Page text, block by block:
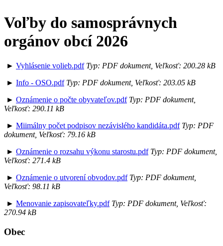
Voľby do samosprávnych
orgánov obcí 2026
► Vyhlásenie volieb.pdfTyp: PDF dokument, Veľkosť: 200.28 kB
► Info - OSO.pdfTyp: PDF dokument, Veľkosť: 203.05 kB
► Oznámenie o počte obyvateľov.pdfTyp: PDF dokument,
Veľkosť: 290.11 kB
► Miimálny počet podpisov nezávislého kandidáta.pdfTyp: PDF
dokument, Veľkosť: 79.16 kB
► Oznámenie o rozsahu výkonu starostu.pdfTyp: PDF dokument,
Veľkosť: 271.4 kB
► Oznámenie o utvorení obvodov.pdfTyp: PDF dokument,
Veľkosť: 98.11 kB
► Menovanie zapisovateľky.pdfTyp: PDF dokument, Veľkosť:
270.94 kB
Obec